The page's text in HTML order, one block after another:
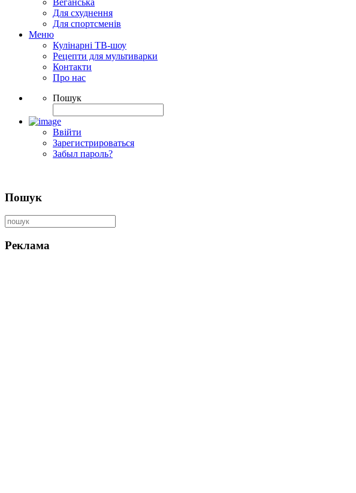
Веганська
Для схуднення
Для спортсменів
Меню
Кулінарні ТВ-шоу
Рецепти для мультиварки
Контакти
Про нас
Пошук
Ввійти
Зарегистрироваться
Забыл пароль?
Пошук
Реклама